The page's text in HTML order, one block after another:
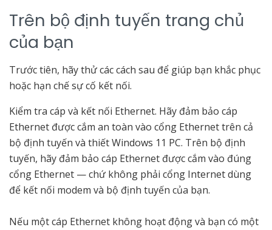
Trên bộ định tuyến trang chủ
của bạn
Trước tiên, hãy thử các cách sau để giúp bạn khắc phục
hoặc hạn chế sự cố kết nối.
Kiểm tra cáp và kết nối Ethernet. Hãy đảm bảo cáp
Ethernet được cắm an toàn vào cổng Ethernet trên cả
bộ định tuyến và thiết Windows 11 PC. Trên bộ định
tuyến, hãy đảm bảo cáp Ethernet được cắm vào đúng
cổng Ethernet — chứ không phải cổng Internet dùng
để kết nối modem và bộ định tuyến của bạn.
Nếu một cáp Ethernet không hoạt động và bạn có một